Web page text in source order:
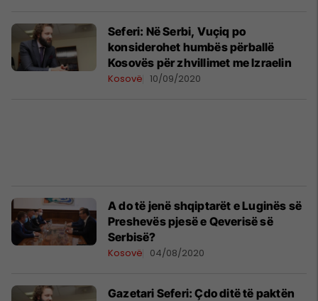
Seferi: Në Serbi, Vuçiq po
konsiderohet humbës përballë
Kosovës për zhvillimet me Izraelin
Kosovë 10/09/2020
A do të jenë shqiptarët e Luginës së
Preshevës pjesë e Qeverisë së
Serbisë?
Kosovë 04/08/2020
Gazetari Seferi: Çdo ditë të paktën